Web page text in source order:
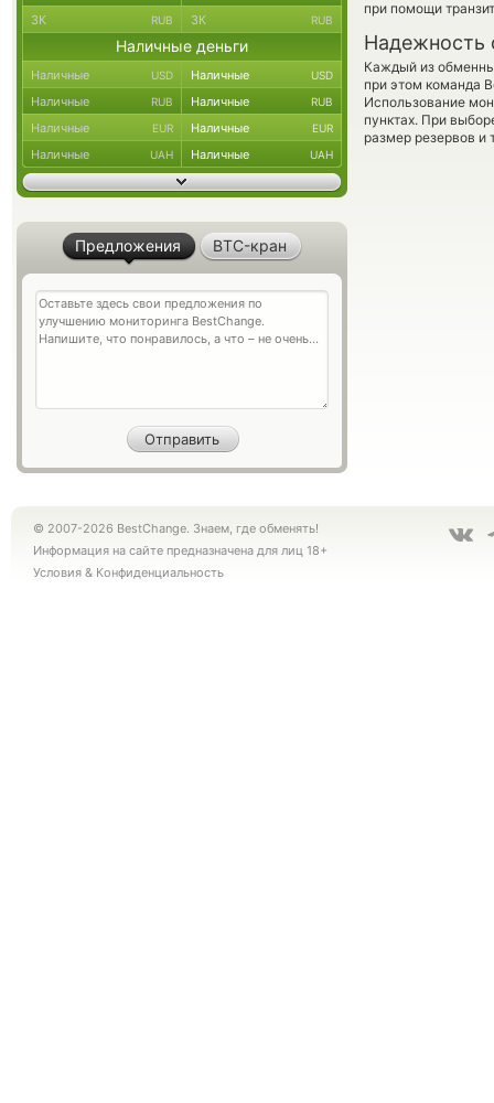
при помощи
Надежность
Каждый из
при этом команда
Использование
пунктах. При
размер резервов и
ЗК RUB ЗК RUB
Наличные деньги
Наличные USD Наличные USD
Наличные RUB Наличные RUB
Наличные EUR Наличные EUR
Наличные UAH Наличные UAH
Предложения BTC-кран
© 2007-2026 BestChange. Знаем, где обменять!
Информация на сайте предназначена для лиц 18+
Условия & Конфиденциальность